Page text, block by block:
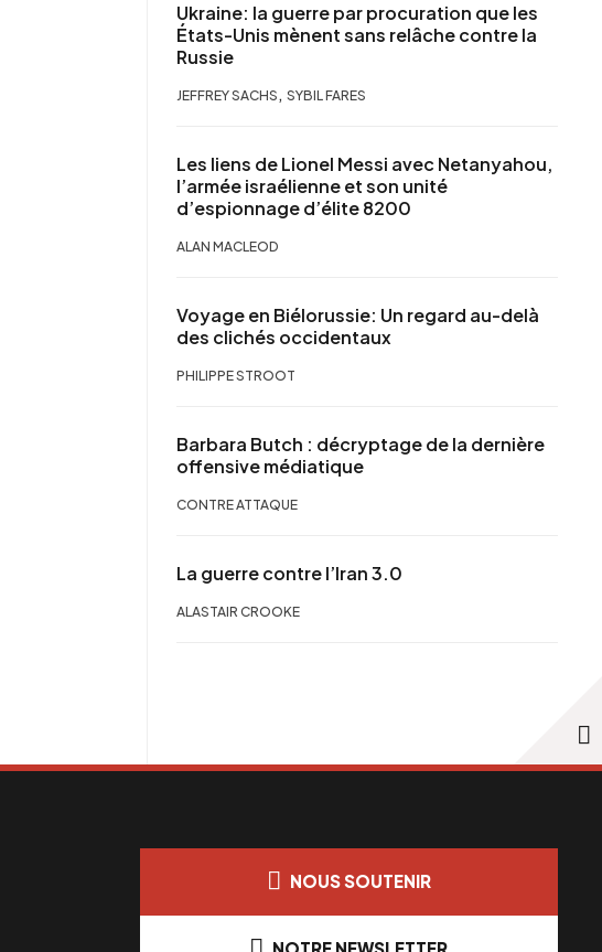
Ukraine: la guerre par procuration que les
États-Unis mènent sans relâche contre la
Russie
JEFFREY SACHS , SYBIL FARES
Les liens de Lionel Messi avec Netanyahou,
l’armée israélienne et son unité
d’espionnage d’élite 8200
ALAN MACLEOD
Voyage en Biélorussie: Un regard au-delà
des clichés occidentaux
PHILIPPE STROOT
Barbara Butch : décryptage de la dernière
offensive médiatique
CONTRE ATTAQUE
La guerre contre l’Iran 3.0
ALASTAIR CROOKE
NOUS SOUTENIR